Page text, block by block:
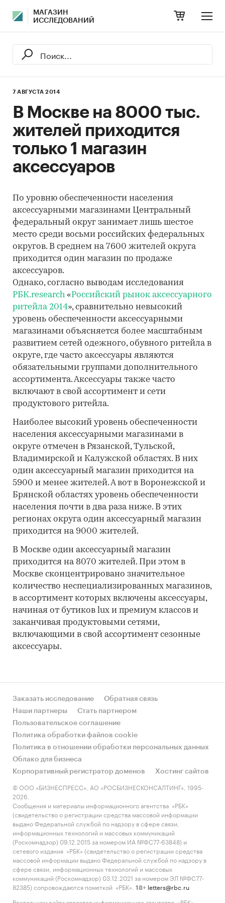
МАГАЗИН
ИССЛЕДОВАНИЙ
7 АВГУСТА 2014
В Москве на 8000 тыс.
жителей приходится
только 1 магазин
аксессуаров
По уровню обеспеченности населения
аксессуарными магазинами Центральный
федеральный округ занимает лишь шестое
место среди восьми российских федеральных
округов. В среднем на 7600 жителей округа
приходится один магазин по продаже
аксессуаров.
Однако, согласно выводам исследования
РБК.research «Российский рынок аксессуарного
ритейла 2014», сравнительно невысокий
уровень обеспеченности аксессуарными
магазинами объясняется более масштабным
развитием сетей одежного, обувного ритейла в
округе, где часто аксессуары являются
обязательными группами дополнительного
ассортимента. Аксессуары также часто
включают в свой ассортимент и сети
продуктового ритейла.
Наиболее высокий уровень обеспеченности
населения аксессуарными магазинами в
округе отмечен в Рязанской, Тульской,
Владимирской и Калужской областях. В них
один аксессуарный магазин приходится на
5900 и менее жителей. А вот в Воронежской и
Брянской областях уровень обеспеченности
населения почти в два раза ниже. В этих
регионах округа один аксессуарный магазин
приходится на 9000 жителей.
В Москве один аксессуарный магазин
приходится на 8070 жителей. При этом в
Москве сконцентрировано значительное
количество неспециализированных магазинов,
в ассортимент которых включены аксессуары,
начиная от бутиков lux и премиум классов и
заканчивая продуктовыми сетями,
включающими в свой ассортимент сезонные
аксессуары.
Заказать исследование
Обратная связь
Наши партнеры
Стать партнером
Пользовательское соглашение
Политика обработки файлов cookie
Политика в отношении обработки персональных данных
Облако для бизнеса
Корпоративный регистратор доменов
Хостинг сайтов
© ООО «БИЗНЕСПРЕСС», АО «РОСБИЗНЕСКОНСАЛТИНГ», 1995-
2026.
Сообщения и материалы информационного агентства «РБК»
(свидетельство о регистрации средства массовой информации
выдано Федеральной службой по надзору в сфере связи,
информационных технологий и массовых коммуникаций
(Роскомнадзор) 09.12.2015 за номером ИА №ФС77-63848) и
сетевого издания «РБК» (свидетельство о регистрации средства
массовой информации выдано Федеральной службой по надзору в
сфере связи, информационных технологий и массовых
коммуникаций (Роскомнадзор) 03.12.2021 за номером ЭЛ №ФС77-
82385) сопровождаются пометкой «РБК».
18+ letters@rbc.ru